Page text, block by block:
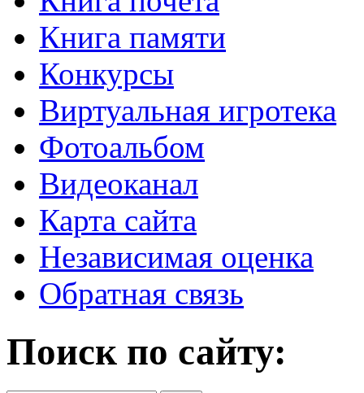
Книга памяти
Конкурсы
Виртуальная игротека
Фотоальбом
Видеоканал
Карта сайта
Независимая оценка
Обратная связь
Поиск по сайту: